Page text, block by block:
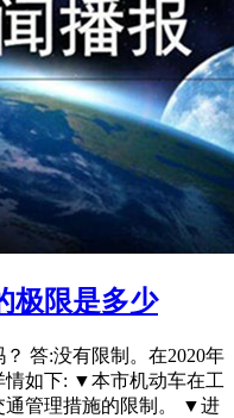
极限是多少
答:没有限制。在2020年
情如下: ▼本市机动车在工
通管理措施的限制。 ▼进